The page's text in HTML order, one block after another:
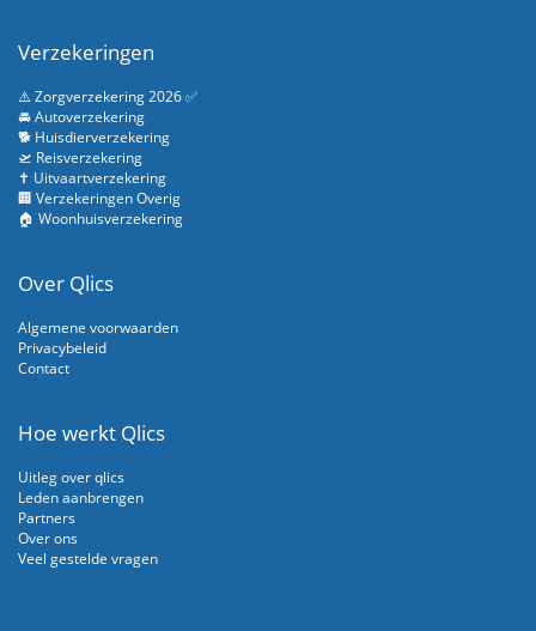
Verzekeringen
⚠️ Zorgverzekering 2026 ✅
🚘 Autoverzekering
🐕 Huisdierverzekering
🛫 Reisverzekering
✝️ Uitvaartverzekering
🏢 Verzekeringen Overig
🏠 Woonhuisverzekering
Over Qlics
Algemene voorwaarden
Privacybeleid
Contact
Hoe werkt Qlics
Uitleg over qlics
Leden aanbrengen
Partners
Over ons
Veel gestelde vragen